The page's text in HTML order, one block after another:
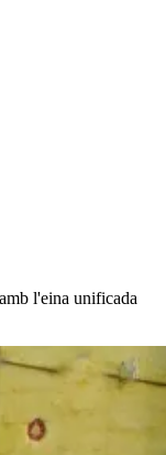
l'eina unificada